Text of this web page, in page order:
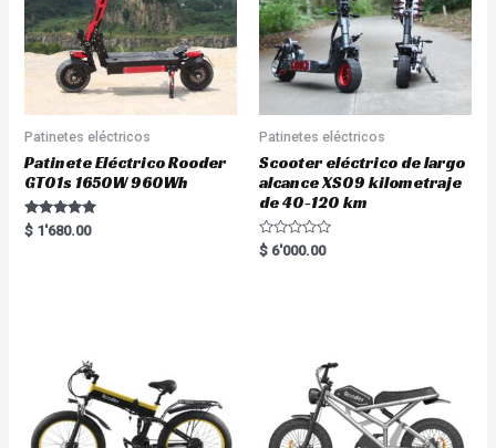
Patinetes eléctricos
Patinete Eléctrico Rooder
GT01s 1650W 960Wh
Rated
5.00
$ 1'680.00
Patinetes eléctricos
Scooter eléctrico de largo
alcance XS09 kilometraje
de 40-120 km
R
a
$ 6'000.00